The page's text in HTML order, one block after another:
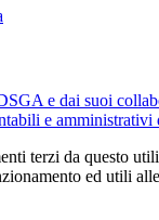
e dai suoi
e amministrativi
terzi da questo
ed utili